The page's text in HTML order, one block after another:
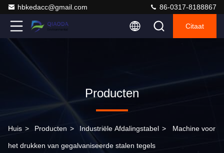
hbkedacc@gmail.com 86-0317-8188867
Citaat
Producten
Huis > Producten > Industriële Afdalingstabel > Machine voor
het drukken van gegalvaniseerde stalen tegels